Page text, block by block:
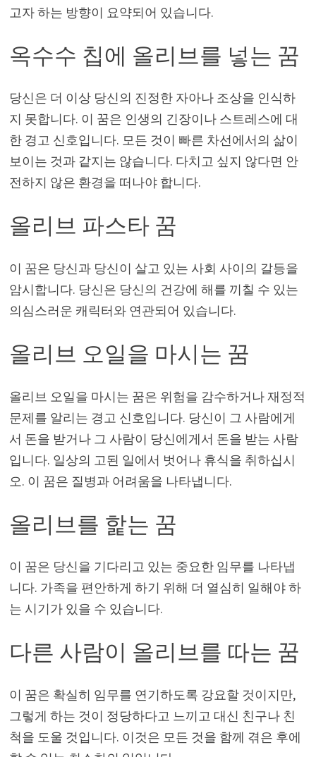
고자 하는 방향이 요약되어 있습니다.
옥수수 칩에 올리브를 넣는 꿈
당신은 더 이상 당신의 진정한 자아나 조상을 인식하
지 못합니다. 이 꿈은 인생의 긴장이나 스트레스에 대
한 경고 신호입니다. 모든 것이 빠른 차선에서의 삶이
보이는 것과 같지는 않습니다. 다치고 싶지 않다면 안
전하지 않은 환경을 떠나야 합니다.
올리브 파스타 꿈
이 꿈은 당신과 당신이 살고 있는 사회 사이의 갈등을
암시합니다. 당신은 당신의 건강에 해를 끼칠 수 있는
의심스러운 캐릭터와 연관되어 있습니다.
올리브 오일을 마시는 꿈
올리브 오일을 마시는 꿈은 위험을 감수하거나 재정적
문제를 알리는 경고 신호입니다. 당신이 그 사람에게
서 돈을 받거나 그 사람이 당신에게서 돈을 받는 사람
입니다. 일상의 고된 일에서 벗어나 휴식을 취하십시
오. 이 꿈은 질병과 어려움을 나타냅니다.
올리브를 핥는 꿈
이 꿈은 당신을 기다리고 있는 중요한 임무를 나타냅
니다. 가족을 편안하게 하기 위해 더 열심히 일해야 하
는 시기가 있을 수 있습니다.
다른 사람이 올리브를 따는 꿈
이 꿈은 확실히 임무를 연기하도록 강요할 것이지만,
그렇게 하는 것이 정당하다고 느끼고 대신 친구나 친
척을 도울 것입니다. 이것은 모든 것을 함께 겪은 후에